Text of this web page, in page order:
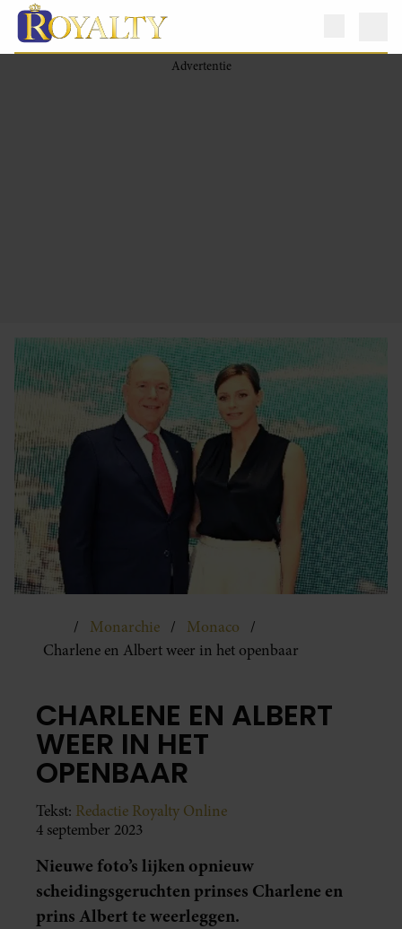
Monarchie
Monaco
Charlene en Albert weer in het openbaar
CHARLENE EN ALBERT
WEER IN HET
OPENBAAR
Tekst: Redactie Royalty Online
4 september 2023
Nieuwe foto’s lijken opnieuw
scheidingsgeruchten prinses Charlene en
prins Albert te weerleggen.